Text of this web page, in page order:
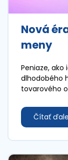
Nová
meny
Peniaze,
dlhodobého
tovarového
odzrkadľuje
Čítať